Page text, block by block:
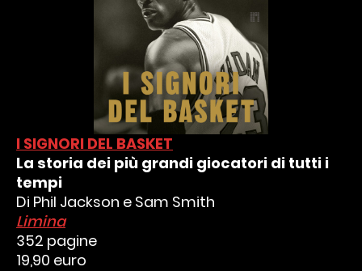
I SIGNORI DEL BASKET
La storia dei più grandi giocatori di tutti i
tempi
Di Phil Jackson e Sam Smith
Limina
352 pagine
19,90 euro